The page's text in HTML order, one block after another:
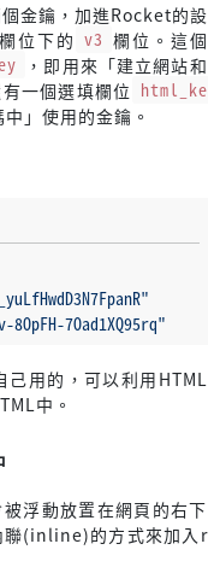
金鑰，加進Rocket的設
欄位下的 v3 欄位。這個
，即用來「建立網站和
一個選填欄位 html_ke
」使用的金鑰。
8OpFH-7Oad1XQ95rq"
用的，可以利用HTML
中。
浮動放置在網頁的右下
聯(inline)的方式來加入r